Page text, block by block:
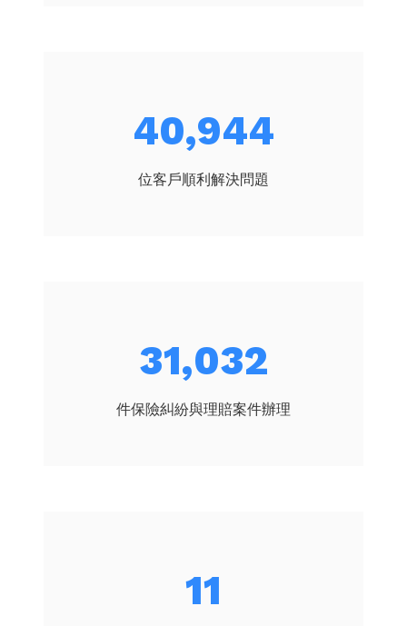
55,905
位客戶順利解決問題
42,371
件保險糾紛與理賠案件辦理
15